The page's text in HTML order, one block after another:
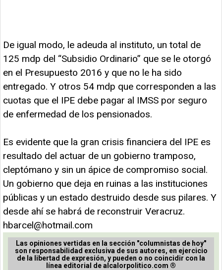
De igual modo, le adeuda al instituto, un total de
125 mdp del “Subsidio Ordinario” que se le otorgó
en el Presupuesto 2016 y que no le ha sido
entregado. Y otros 54 mdp que corresponden a las
cuotas que el IPE debe pagar al IMSS por seguro
de enfermedad de los pensionados.
Es evidente que la gran crisis financiera del IPE es
resultado del actuar de un gobierno tramposo,
cleptómano y sin un ápice de compromiso social.
Un gobierno que deja en ruinas a las instituciones
públicas y un estado destruido desde sus pilares. Y
desde ahí se habrá de reconstruir Veracruz.
hbarcel@hotmail.com
Las opiniones vertidas en la sección "columnistas de hoy"
son responsabilidad exclusiva de sus autores, en ejercicio
de la libertad de expresión, y pueden o no coincidir con la
línea editorial de alcalorpolitico.com ®